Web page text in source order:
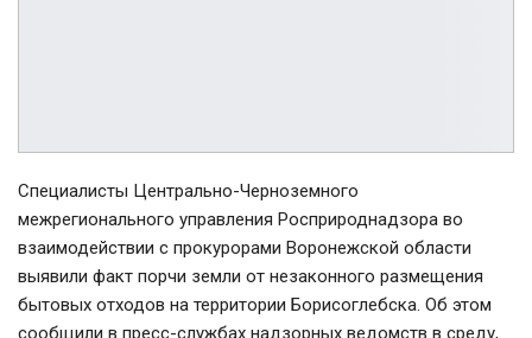
Специалисты Центрально-Черноземного
межрегионального управления Росприроднадзора во
взаимодействии с прокурорами Воронежской области
выявили факт порчи земли от незаконного размещения
бытовых отходов на территории Борисоглебска. Об этом
сообщили в пресс-службах надзорных ведомств в среду,